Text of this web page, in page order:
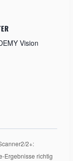
Vision
2+:
Ergebnisse richtig